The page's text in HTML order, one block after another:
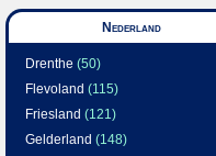
Nederland
Drenthe (50)
Flevoland (115)
Friesland (121)
Gelderland (148)